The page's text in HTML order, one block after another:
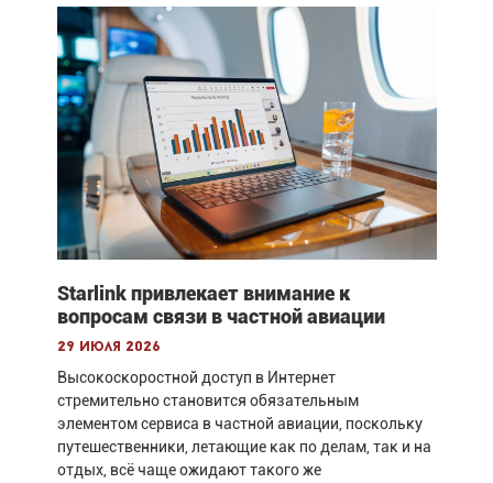
Starlink привлекает внимание к
вопросам связи в частной авиации
29 июля 2026
Высокоскоростной доступ в Интернет
стремительно становится обязательным
элементом сервиса в частной авиации, поскольку
путешественники, летающие как по делам, так и на
отдых, всё чаще ожидают такого же